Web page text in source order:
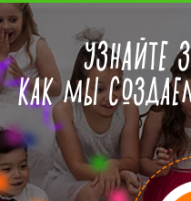
УЗНАЙТЕ
КАК МЫ